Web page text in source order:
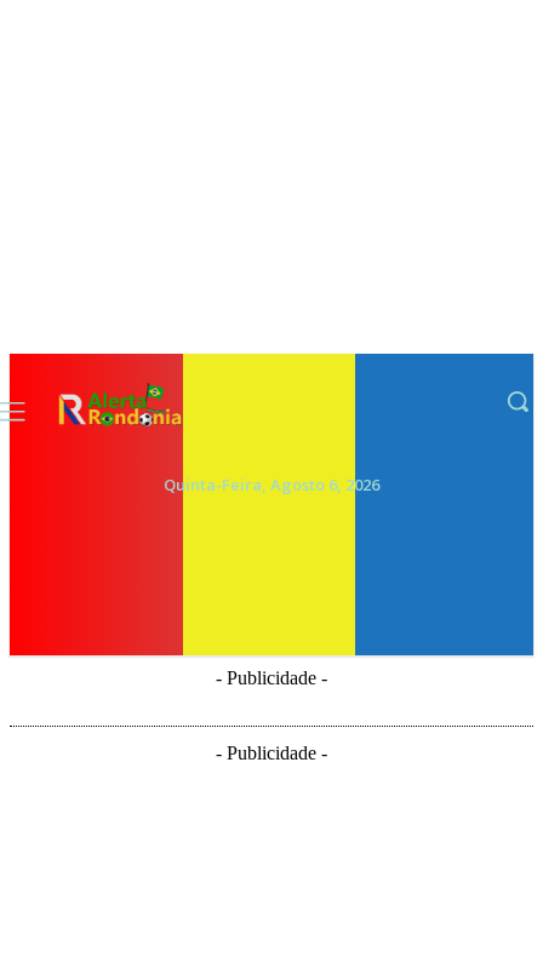
Quinta-Feira, Agosto 6, 2026
- Publicidade -
- Publicidade -